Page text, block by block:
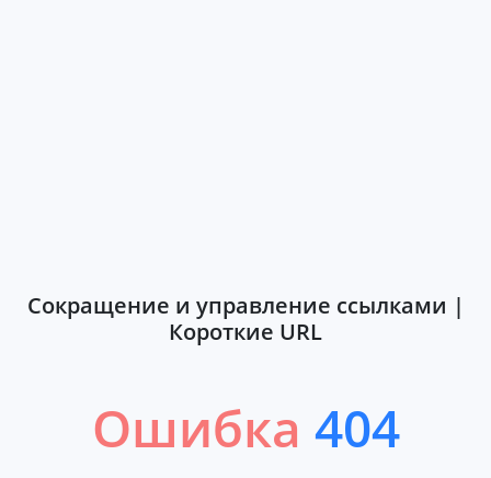
Сокращение и управление ссылками |
Короткие URL
Ошибка 404